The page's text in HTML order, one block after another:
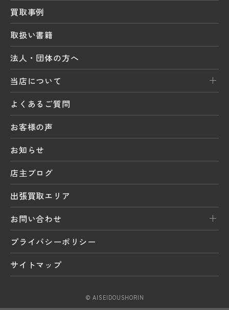
買取事例
取扱い書籍
法人・団体の方へ
当店について
よくあるご質問
お客様の声
お知らせ
店主ブログ
出張買取エリア
お問い合わせ
プライバシーポリシー
サイトマップ
© AISEIDOUSHORIN